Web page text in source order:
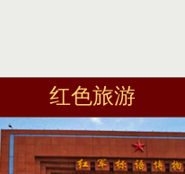
红色旅游